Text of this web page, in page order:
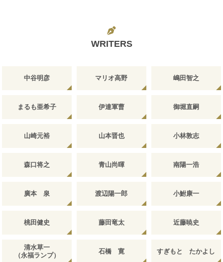
WRITERS
中谷明彦 マリオ高野 嶋田智之
まるも亜希子 伊達軍曹 御堀直嗣
山崎元裕 山本晋也 小林敦志
森口将之 青山尚暉 南陽一浩
廣本 泉 渡辺陽一郎 小鮒康一
桃田健史 藤田竜太 近藤暁史
清水草一
（永福ランプ）
石橋 寛 すぎもと たかよし